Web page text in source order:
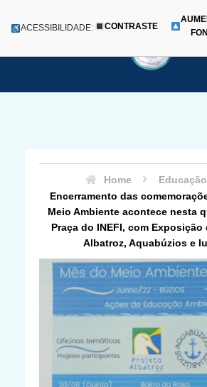
para
ACESSIBILIDADE: CONTRASTE
Home
Educação
Encerramento das
Meio Ambiente acontece nesta
Praça do INEFI, com
Albatroz, Aquabúzios e